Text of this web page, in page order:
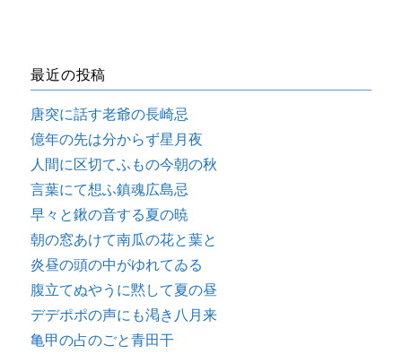
最近の投稿
唐突に話す老爺の長崎忌
億年の先は分からず星月夜
人間に区切てふもの今朝の秋
言葉にて想ふ鎮魂広島忌
早々と鍬の音する夏の暁
朝の窓あけて南瓜の花と葉と
炎昼の頭の中がゆれてゐる
腹立てぬやうに黙して夏の昼
デデポポの声にも渇き八月来
亀甲の占のごと青田干